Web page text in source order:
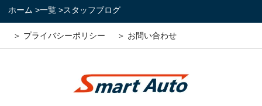
ホーム >一覧 >スタッフブログ
＞ プライバシーポリシー ＞ お問い合わせ